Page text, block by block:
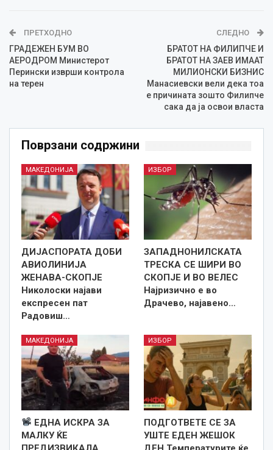
ПРЕТХОДНО
ГРАДЕЖЕН БУМ ВО
АЕРОДРОМ Министерот
Перински изврши контрола
на терен
СЛЕДНО
БРАТОТ НА ФИЛИПЧЕ И
БРАТОТ НА ЗАЕВ ИМААТ
МИЛИОНСКИ БИЗНИС
Манасиевски вели дека тоа
е причината зошто Филипче
сака да ја освои власта
Поврзани содржини
МАКЕДОНИЈА
ДИЈАСПОРАТА ДОБИ
АВИОЛИНИЈА
ЖЕНАВА-СКОПЈЕ
Николоски најави
експресен пат
Радовиш…
ИЗБОР
ЗАПАДНОНИЛСКАТА
ТРЕСКА СЕ ШИРИ ВО
СКОПЈЕ И ВО ВЕЛЕС
Најризично е во
Драчево, најавено…
МАКЕДОНИЈА
ЕДНА ИСКРА ЗА
МАЛКУ ЌЕ
ИЗБОР
ПОДГОТВЕТЕ СЕ ЗА
УШТЕ ЕДЕН ЖЕШОК